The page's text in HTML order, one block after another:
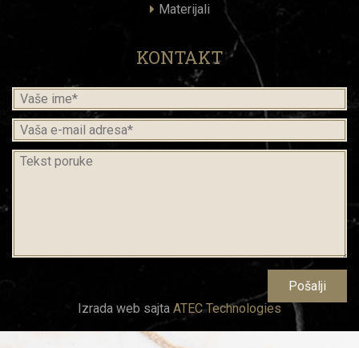
Materijali
KONTAKT
Izrada web sajta ATEC Technologies